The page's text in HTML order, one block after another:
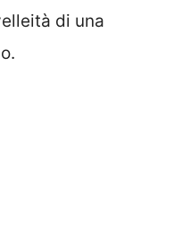
di una